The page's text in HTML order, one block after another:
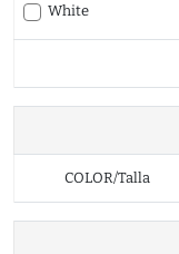
White
COLOR/Talla